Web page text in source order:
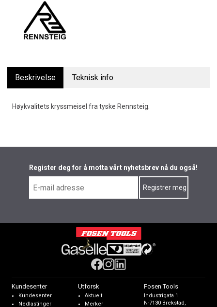
Beskrivelse Teknisk info
Høykvalitets kryssmeisel fra tyske Rennsteig.
Register deg for å motta vårt nyhetsbrev nå du også!
Kundesenter
Kundesenter
Nedlastinger
Utforsk
Aktuelt
Merker
Fosen Tools
Industrigata 1
N-7130 Brekstad,